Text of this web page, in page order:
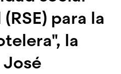
para la
la